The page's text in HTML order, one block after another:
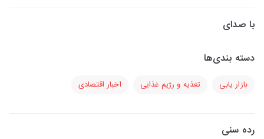
با صدای
دسته بندی‌ها
بازار یابی تغذیه و رژیم غذایی اخبار اقتصادی
رده سنی